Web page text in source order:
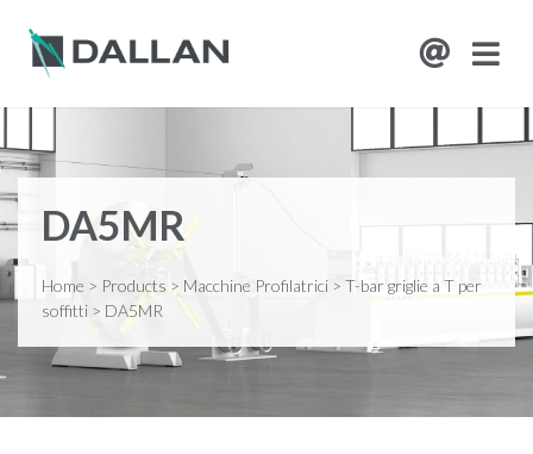
DA5MR
Home > Products > Macchine Profilatrici > T-bar griglie a T per
soffitti > DA5MR